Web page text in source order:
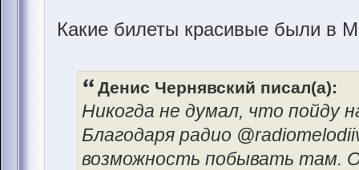
Какие билеты красивые были в
Денис Чернявский писал(а):
Никогда не думал, что пойду
Благодаря радио
возможность побывать там.